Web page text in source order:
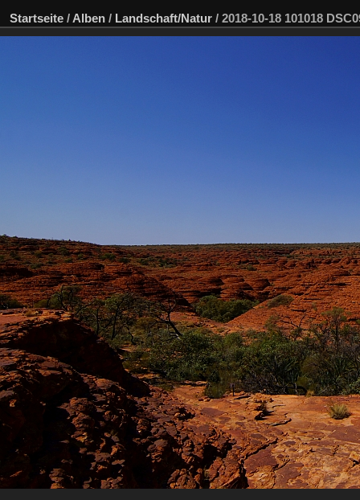
Startseite / Alben / Landschaft/Natur / 2018-10-18 101018